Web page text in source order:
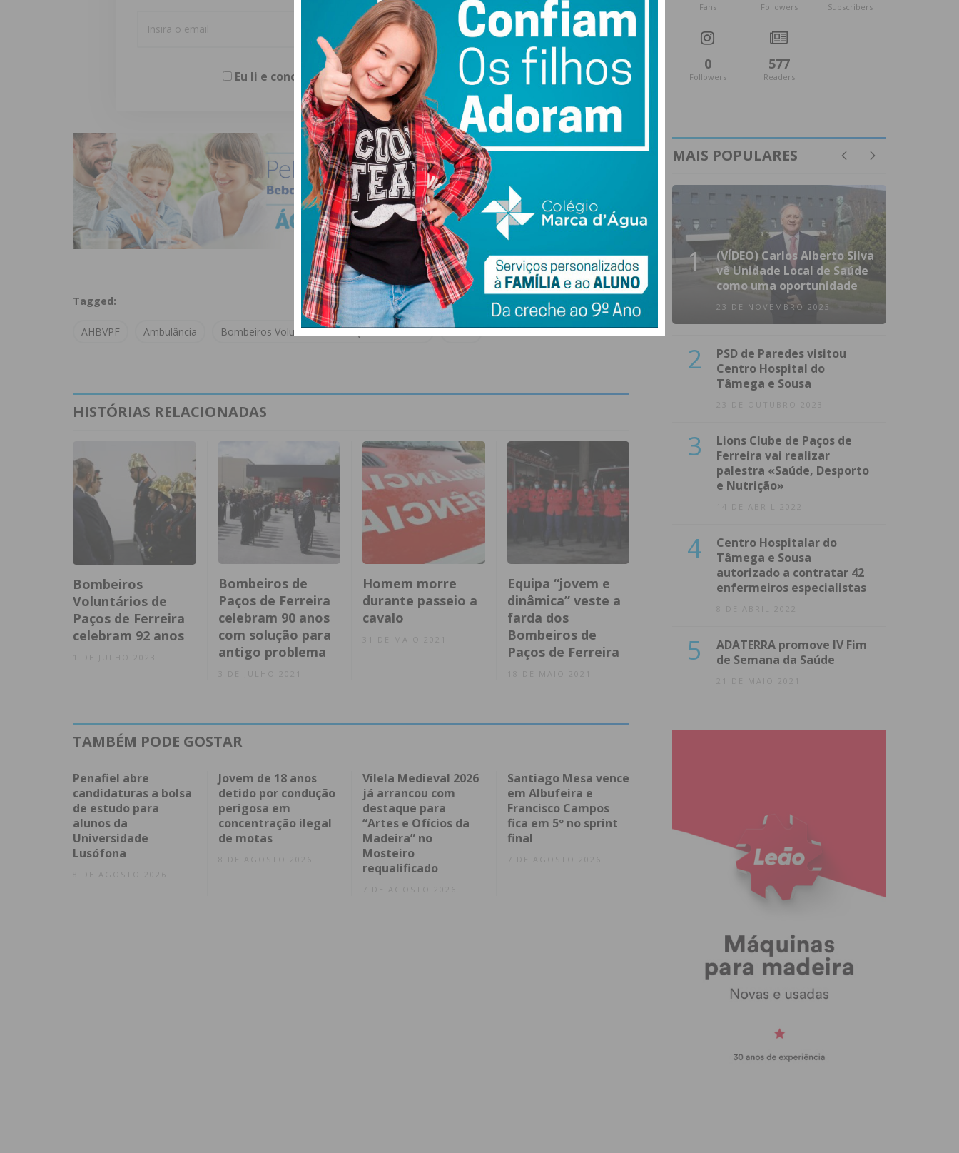
Eu li e concordo com ostermos e condições
Tagged:
AHBVPF Ambulância Bombeiros Voluntários de Paços de Ferreira BVPF
HISTÓRIAS RELACIONADAS
Bombeiros
Voluntários de
Paços de Ferreira
celebram 92 anos
Bombeiros de
Paços de Ferreira
celebram 90 anos
com solução para
antigo problema
Homem morre
durante passeio a
cavalo
31 DE MAIO 2021
Equipa “jovem e
dinâmica” veste a
farda dos
Bombeiros de
Paços de Ferreira
18 DE MAIO 2021
TAMBÉM PODE GOSTAR
Penafiel abre
candidaturas a bolsa
de estudo para
alunos da
Universidade
Lusófona
8 DE AGOSTO 2026
Jovem de 18 anos
detido por condução
perigosa em
concentração ilegal
de motas
8 DE AGOSTO 2026
Vilela Medieval 2026
já arrancou com
destaque para
“Artes e Ofícios da
Madeira” no
Mosteiro
requalificado
7 DE AGOSTO 2026
Santiago Mesa vence
em Albufeira e
Francisco Campos
fica em 5º no sprint
final
7 DE AGOSTO 2026
Fans Followers Subscribers
0
Followers
577
Readers
MAIS POPULARES
1
(VÍDEO) Carlos Alberto Silva
vê Unidade Local de Saúde
como uma oportunidade
23 DE NOVEMBRO 2023
2
PSD de Paredes visitou
Centro Hospital do
Tâmega e Sousa
23 DE OUTUBRO 2023
3
Lions Clube de Paços de
Ferreira vai realizar
palestra «Saúde, Desporto
e Nutrição»
14 DE ABRIL 2022
4
Centro Hospitalar do
Tâmega e Sousa
autorizado a contratar 42
enfermeiros especialistas
8 DE ABRIL 2022
5
ADATERRA promove IV Fim
de Semana da Saúde
21 DE MAIO 2021